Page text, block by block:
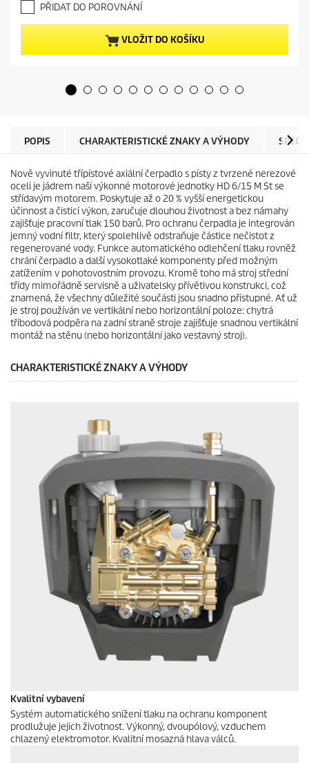
n
t
p
e
0
z
h
e
PŘIDAT DO POROVNÁNÍ
VLOŽIT DO KOŠÍKU
POPIS CHARAKTERISTICKÉ ZNAKY A VÝHODY
Nově vyvinuté třípístové axiální čerpadlo s písty z tvrzené nerezové
oceli je jádrem naší výkonné motorové jednotky HD 6/15 M St se
střídavým motorem. Poskytuje až o 20 % vyšší energetickou
účinnost a čisticí výkon, zaručuje dlouhou životnost a bez námahy
zajišťuje pracovní tlak 150 barů. Pro ochranu čerpadla je integrován
jemný vodní filtr, který spolehlivě odstraňuje částice nečistot z
regenerované vody. Funkce automatického odlehčení tlaku rovněž
chrání čerpadlo a další vysokotlaké komponenty před možným
zatížením v pohotovostním provozu. Kromě toho má stroj střední
třídy mimořádně servisně a uživatelsky přívětivou konstrukci, což
znamená, že všechny důležité součásti jsou snadno přístupné. Ať už
je stroj používán ve vertikální nebo horizontální poloze: chytrá
tříbodová podpěra na zadní straně stroje zajišťuje snadnou vertikální
montáž na stěnu (nebo horizontální jako vestavný stroj).
CHARAKTERISTICKÉ ZNAKY A VÝHODY
Kvalitní vybavení
Systém automatického snížení tlaku na ochranu komponent
prodlužuje jejich životnost. Výkonný, dvoupólový, vzduchem
chlazený elektromotor. Kvalitní mosazná hlava válců.